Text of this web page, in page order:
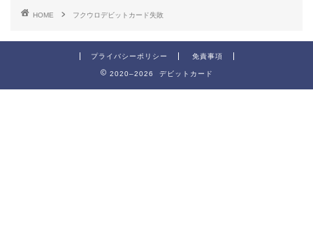
HOME フクウロデビットカード失敗
プライバシーポリシー 免責事項
2020–2026 デビットカード